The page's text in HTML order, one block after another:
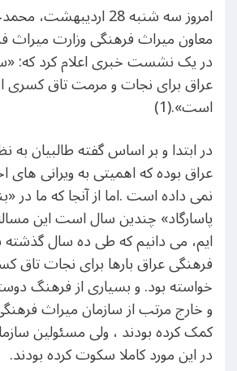
امروز سه شنبه 28
معاون میراث فرهنگی وزارت میراث
در یک نشست خبری اعلام کرد که:
عراق برای نجات و مرمت تاق کسری
است».(1)
در ابتدا و بر اساس گفته طالبیان به
عراق بوده که اهمیتی به ویرانی
نمی داده است .اما از آنجا که ما در
پاسارگاد» چندین سال است این
ایم، می دانیم که طی ده سال
فرهنگی عراق بارها برای نجات تاق
خواسته بود. و بسیاری از فرهنگ
و خارج مرتب از سازمان میراث
کمک کرده بودند ، ولی مسئولین
در این مورد کاملا سکوت کرده بودند.